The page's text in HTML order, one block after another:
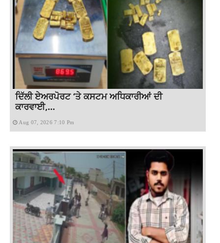
ਦਿੱਲੀ ਏਅਰਪੋਰਟ ‘ਤੇ ਕਸਟਮ ਅਧਿਕਾਰੀਆਂ ਦੀ
ਕਾਰਵਾਈ,...
Aug 07, 2026 7:10 Pm